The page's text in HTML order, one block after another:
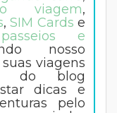
viagem,
, SIM Cardse
e
nosso
viagens
do blog
dicas e
pelo